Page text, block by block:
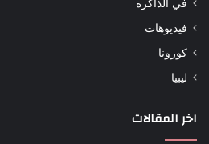
في الذاكرة
فيديوهات
كورونا
ليبيا
اخر المقالات